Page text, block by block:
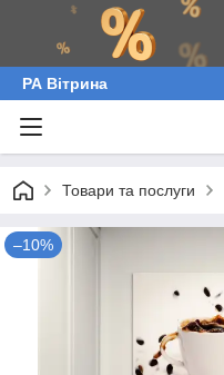
РА Вітрина
Товари та послуги
–10%